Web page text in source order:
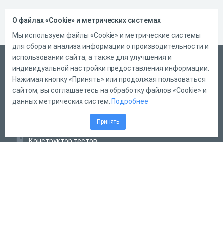
Русский
Справка
Форма обратной связи
Конструктор тестов
О файлах «Cookie» и метрических системах
Мы используем файлы «Cookie» и метрические системы
для сбора и анализа информации о производительности и
использовании сайта, а также для улучшения и
индивидуальной настройки предоставления информации.
Нажимая кнопку «Принять» или продолжая пользоваться
сайтом, вы соглашаетесь на обработку файлов «Cookie» и
данных метрических систем. Подробнее
Принять